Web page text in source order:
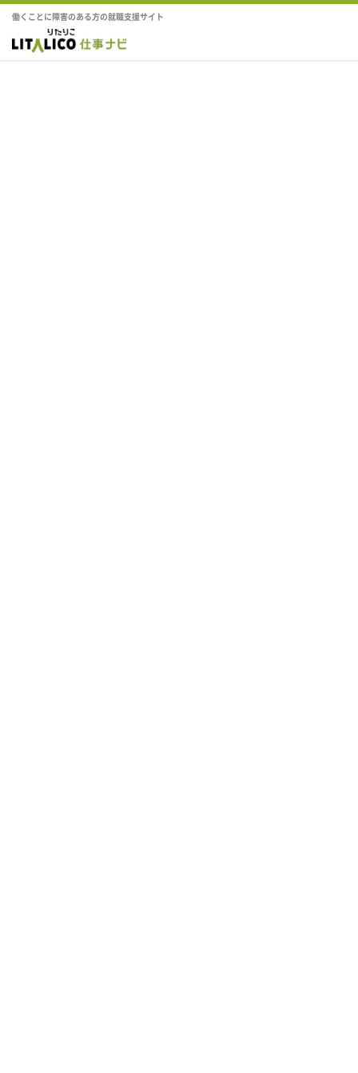
働くことに障害のある方の就職支援サイト